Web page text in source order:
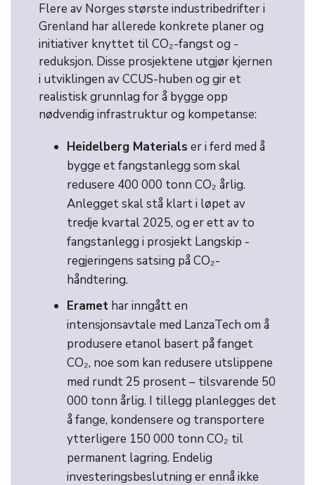
Flere av Norges største industribedrifter i
Grenland har allerede konkrete planer og
initiativer knyttet til CO₂-fangst og -
reduksjon. Disse prosjektene utgjør kjernen
i utviklingen av CCUS-huben og gir et
realistisk grunnlag for å bygge opp
nødvendig infrastruktur og kompetanse:
Heidelberg Materials er i ferd med å
bygge et fangstanlegg som skal
redusere 400 000 tonn CO₂ årlig.
Anlegget skal stå klart i løpet av
tredje kvartal 2025, og er ett av to
fangstanlegg i prosjekt Langskip -
regjeringens satsing på CO₂-
håndtering.
Eramet har inngått en
intensjonsavtale med LanzaTech om å
produsere etanol basert på fanget
CO₂, noe som kan redusere utslippene
med rundt 25 prosent – tilsvarende 50
000 tonn årlig. I tillegg planlegges det
å fange, kondensere og transportere
ytterligere 150 000 tonn CO₂ til
permanent lagring. Endelig
investeringsbeslutning er ennå ikke